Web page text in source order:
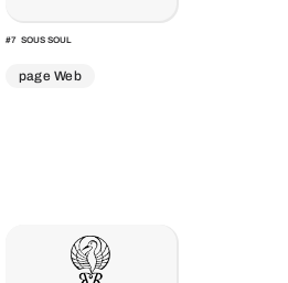
#7 SOUS SOUL
page Web